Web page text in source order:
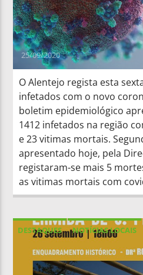
25/09/2020
O Alentejo regista esta
infetados com o novo
boletim epidemiológico
1412 infetados na região
e 23 vitimas mortais.
apresentado hoje, pela
registaram-se mais 5
as vitimas mortais com
DESTAQUES NOTÍCIAS LOCAIS